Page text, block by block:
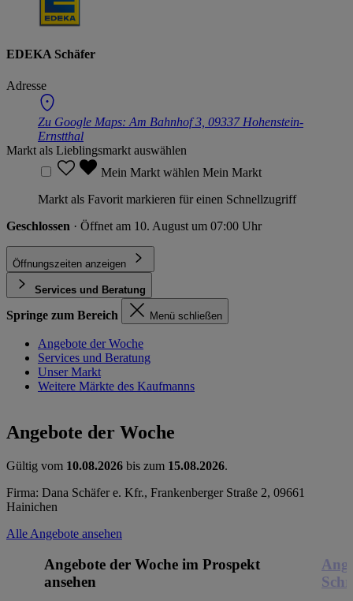
EDEKA Schäfer
Adresse
Zu Google Maps: Am Bahnhof 3, 09337 Hohenstein-
Ernstthal
Markt als Lieblingsmarkt auswählen
Mein Markt wählen Mein Markt
Markt als Favorit markieren für einen Schnellzugriff
Geschlossen · Öffnet am 10. August um 07:00 Uhr
Öffnungszeiten anzeigen
Services und Beratung
Springe zum Bereich Menü schließen
Angebote der Woche
Services und Beratung
Unser Markt
Weitere Märkte des Kaufmanns
Angebote der Woche
Gültig vom 10.08.2026 bis zum 15.08.2026.
Firma: Dana Schäfer e. Kfr., Frankenberger Straße 2, 09661
Hainichen
Alle Angebote ansehen
Angebote der Woche im Prospekt
ansehen